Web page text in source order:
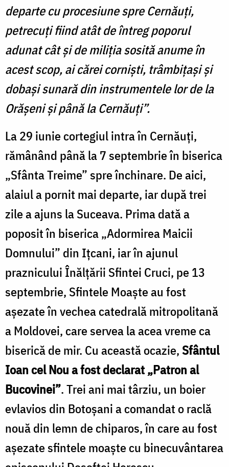
departe cu procesiune spre Cernăuți,
petrecuți fiind atât de întreg poporul
adunat cât și de miliția sosită anume în
acest scop, ai cărei corniști, trâmbițași și
dobași sunară din instrumentele lor de la
Orășeni și până la Cernăuți”.
La 29 iunie cortegiul intra în Cernăuți,
rămânând până la 7 septembrie în biserica
„Sfânta Treime” spre închinare. De aici,
alaiul a pornit mai departe, iar după trei
zile a ajuns la Suceava. Prima dată a
poposit în biserica „Adormirea Maicii
Domnului” din Ițcani, iar în ajunul
praznicului Înălțării Sfintei Cruci, pe 13
septembrie, Sfintele Moaște au fost
așezate în vechea catedrală mitropolitană
a Moldovei, care servea la acea vreme ca
biserică de mir. Cu această ocazie,Sfântul
Ioan cel Nou a fost declarat „Patron al
Bucovinei”. Trei ani mai târziu, un boier
evlavios din Botoșani a comandat o raclă
nouă din lemn de chiparos, în care au fost
așezate sfintele moaște cu binecuvântarea